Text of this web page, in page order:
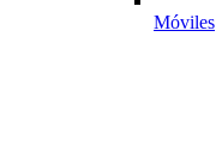
Móviles